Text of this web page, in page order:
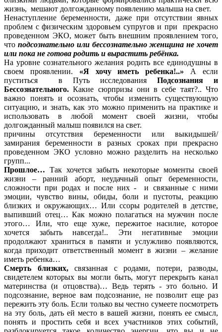
жизнь, мешают долгожданному появлению малыша на свет.
Ненаступление беременности, даже при отсутствии явных
проблем с физическим здоровьем супругов и при прекрасно
проведенном ЭКО, может быть внешним проявлением того,
что подсознательно или бессознательно женщина не хочет
или пока не готова родить и вырастить ребёнка.
На уровне сознательного желания родить все единодушны в
своем проявлении. «Я хочу иметь ребенка!..» А если
пуститься в Путь исследования Подсознания и
Бессознательного. Какие сюрпризы они в себе таят?.. Что
важно понять и осознать, чтобы изменить существующую
ситуацию, и знать, как это можно применить на практике и
использовать в любой момент своей жизни, чтобы
долгожданный малыш появился на свет.
причины отсутствия беременности или выкидышей/
замирания беременности в разных сроках при прекрасно
проведенном ЭКО условно можно разделить на несколько
групп...
Прошлое… Так хочется забыть некоторые моменты своей
жизни – ранний аборт, неудачный опыт беременности,
сложности при родах и после них - и связанные с ними
эмоции, чувство вины, обиды, боли и пустоты, реакцию
близких и окружающих… Или ссоры родителей в детстве,
выпивший отец… Как можно полагаться на мужчин после
этого… Или, что еще хуже, пережитое насилие, которое
хочется забыть навсегда!.. Эти негативные эмоции
продолжают храниться в памяти и услужливо появляются,
когда приходит ответственный момент в жизни – желание
иметь ребенка…
Смерть близких,связанная с родами, потери, разводы,
свидетелем которых вы могли быть, могут перекрыть канал
материнства (и отцовства)… Ведь терять - это больно. И
подсознание, верное вам подсознание, не позволит еще раз
пережить эту боль. Если только вы честно сумеете посмотреть
на эту боль, дать ей место в вашей жизни, понять ее смысл,
понять и простить себя и всех участников этих событий,